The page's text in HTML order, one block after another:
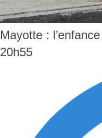
Mayotte :
20h55